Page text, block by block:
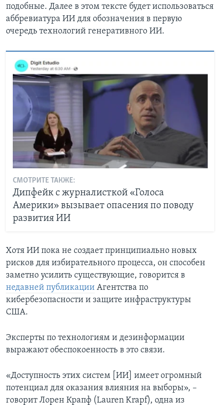
подобные. Далее в этом тексте будет использоваться
аббревиатура ИИ для обозначения в первую
очередь технологий генеративного ИИ.
СМОТРИТЕ ТАКЖЕ:
Дипфейк с журналисткой «Голоса
Америки» вызывает опасения по поводу
развития ИИ
Хотя ИИ пока не создает принципиально новых
рисков для избирательного процесса, он способен
заметно усилить существующие, говорится в
недавней публикации Агентства по
кибербезопасности и защите инфраструктуры
США.
Эксперты по технологиям и дезинформации
выражают обеспокоенность в это связи.
«Доступность этих систем [ИИ] имеет огромный
потенциал для оказания влияния на выборы», –
говорит Лорен Крапф (Lauren Krapf), одна из